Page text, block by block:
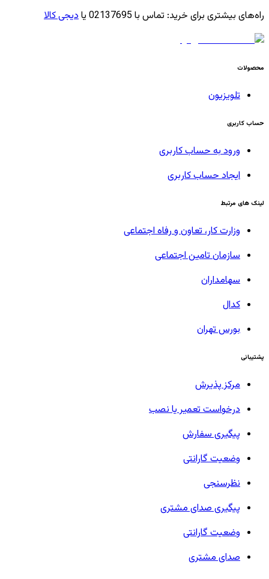
راه‌های بیشتری برای خرید: تماس با 02137695 یا دیجی کالا
محصولات
تلویزیون
حساب کاربری
ورود به حساب کاربری
ایجاد حساب کاربری
لینک های مرتبط
وزارت کار، تعاون و رفاه اجتماعی
سازمان تامین اجتماعی
سهامداران
کدال
بورس تهران
پشتیبانی
مرکز پذیرش
درخواست تعمیر یا نصب
پیگیری سفارش
وضعیت گارانتی
نظرسنجی
پیگیری صدای مشتری
وضعیت گارانتی
صدای مشتری